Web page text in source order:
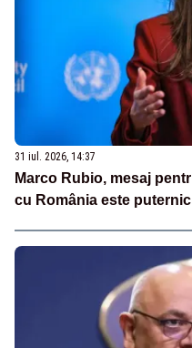
31 iul. 2026, 14:37
Marco Rubio, mesaj
cu România este